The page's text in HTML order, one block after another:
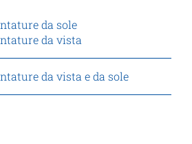
da sole
da vista
da vista e da sole